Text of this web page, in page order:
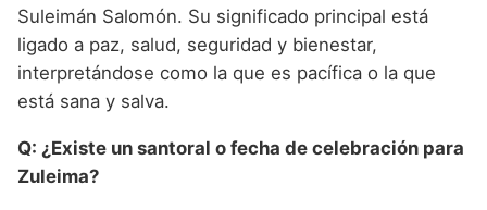
Suleimán Salomón. Su significado principal está
ligado a paz, salud, seguridad y bienestar,
interpretándose como la que es pacífica o la que
está sana y salva.
Q: ¿Existe un santoral o fecha de celebración para
Zuleima?